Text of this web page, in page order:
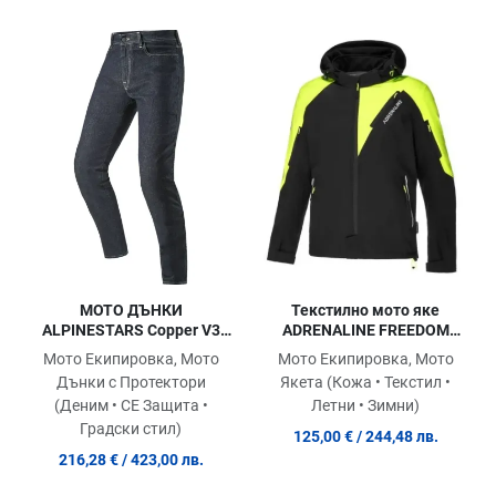
Добави в любими
Сравни продукт
Quick View
МОТО ДЪНКИ
ALPINESTARS Copper V3
Мото Екипировка, Мото
Дънки с Протектори
(Деним • СЕ Защита •
Градски стил)
216,28 € / 423,00 лв.
Текстилно мото яке
ADRENALINE FREEDOM
BLACK/YELLOW
Мото Екипировка, Мото
Якета (Кожа • Текстил •
Летни • Зимни)
125,00 € / 244,48 лв.